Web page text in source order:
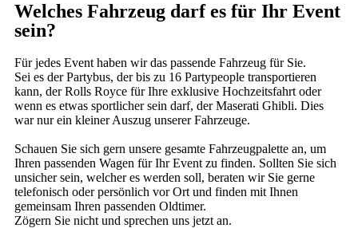
Welches Fahrzeug darf es für Ihr Event
sein?
Für jedes Event haben wir das passende Fahrzeug für Sie.
Sei es der Partybus, der bis zu 16 Partypeople transportieren
kann, der Rolls Royce für Ihre exklusive Hochzeitsfahrt oder
wenn es etwas sportlicher sein darf, der Maserati Ghibli. Dies
war nur ein kleiner Auszug unserer Fahrzeuge.
Schauen Sie sich gern unsere gesamte Fahrzeugpalette an, um
Ihren passenden Wagen für Ihr Event zu finden. Sollten Sie sich
unsicher sein, welcher es werden soll, beraten wir Sie gerne
telefonisch oder persönlich vor Ort und finden mit Ihnen
gemeinsam Ihren passenden Oldtimer.
Zögern Sie nicht und sprechen uns jetzt an.